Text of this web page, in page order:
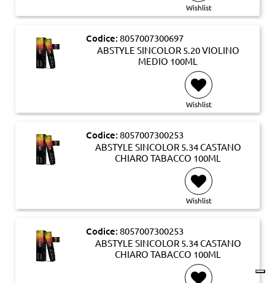
Wishlist
Codice: 8057007300697
ABSTYLE SINCOLOR 5.20 VIOLINO
MEDIO 100ML
Wishlist
Codice: 8057007300253
ABSTYLE SINCOLOR 5.34 CASTANO
CHIARO TABACCO 100ML
Wishlist
Codice: 8057007300253
ABSTYLE SINCOLOR 5.34 CASTANO
CHIARO TABACCO 100ML